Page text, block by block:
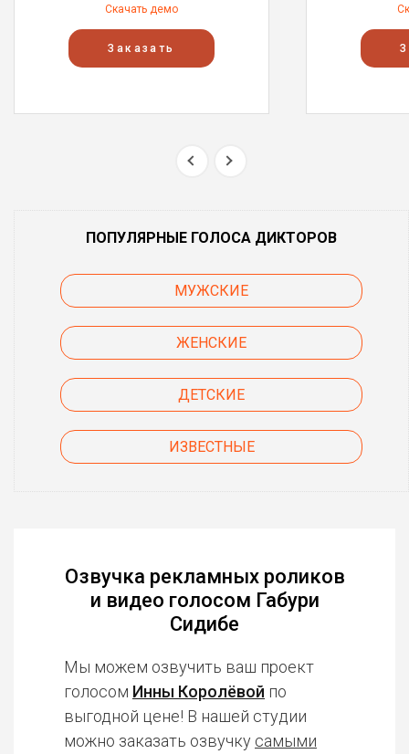
Скачать демо
Заказать
ПОПУЛЯРНЫЕ ГОЛОСА ДИКТОРОВ
МУЖСКИЕ
ЖЕНСКИЕ
ДЕТСКИЕ
ИЗВЕСТНЫЕ
Озвучка рекламных роликов
и видео голосом Габури
Сидибе
Мы можем озвучить ваш проект
голосом Инны Королёвой по
выгодной цене! В нашей студии
можно заказать озвучку самыми